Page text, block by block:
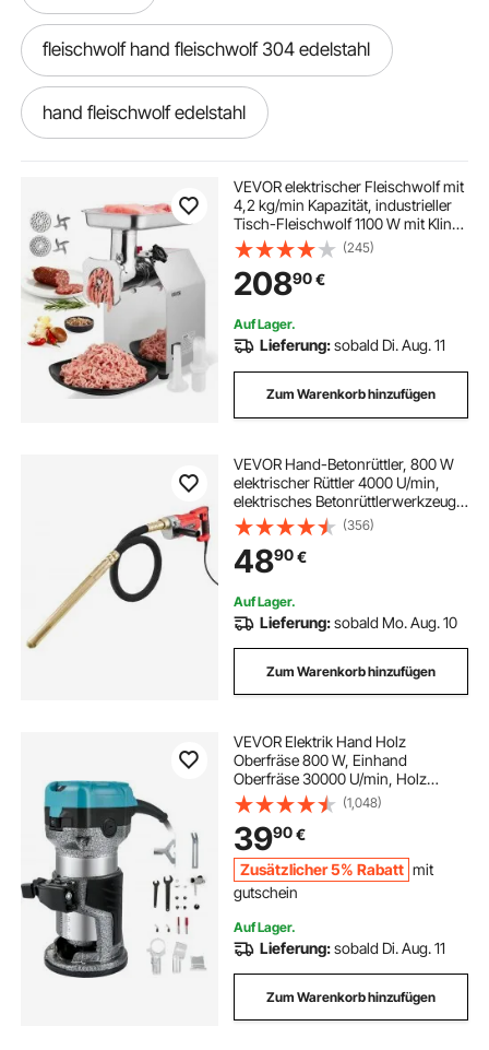
fleischwolf hand fleischwolf 304 edelstahl
hand fleischwolf edelstahl
manuelle fleischwolf hand fleischwolf
fleischwolf hand 8 edelstahl
hydraulic hand pump
hand pan sound
hand pump
hand pan notes hand hydraulikpumpe
öl hand pumpe
VEVOR elektrischer Fleischwolf mit
4,2 kg/min Kapazität, industrieller
Tisch-Fleischwolf 1100 W mit Klinge
& Mahlplatte, Wurstmaschine,
kommerzieller Fleischwolf aus
Edelstahl für Restaurant
(245)
20890€
Auf Lager.
Lieferung:sobald Di. Aug. 11
Zum Warenkorb hinzufügen
VEVOR Hand-Betonrüttler, 800 W
elektrischer Rüttler 4000 U/min,
elektrisches Betonrüttlerwerkzeug
mit 1,5 m Schaftstange, tragbarer
Bleistift-Zementrüttler zum
Entfernen von Luftblasen und
Mischen von Beton
(356)
4890€
Auf Lager.
Lieferung:sobald Mo. Aug. 10
Zum Warenkorb hinzufügen
VEVOR Elektrik Hand Holz
Oberfräse 800 W, Einhand
Oberfräse 30000 U/min, Holz
Kantenfräse, 3 Spannzangen, Soft-
Start, Aluminiumlegierung,
Drehzahlregelung, Elektrische
Oberfräse Holzbearbeitung
(1,048)
3990€
Zusätzlicher 5% Rabatt mit
gutschein
Auf Lager.
Lieferung:sobald Di. Aug. 11
Zum Warenkorb hinzufügen